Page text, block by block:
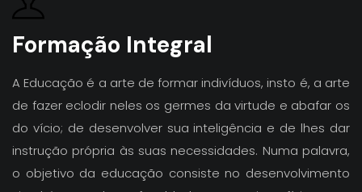
Formação Integral
A Educação é a arte de formar indivíduos, insto é, a arte
de fazer eclodir neles os germes da virtude e abafar os
do vício; de desenvolver sua inteligência e de lhes dar
instrução própria às suas necessidades. Numa palavra,
o objetivo da educação consiste no desenvolvimento